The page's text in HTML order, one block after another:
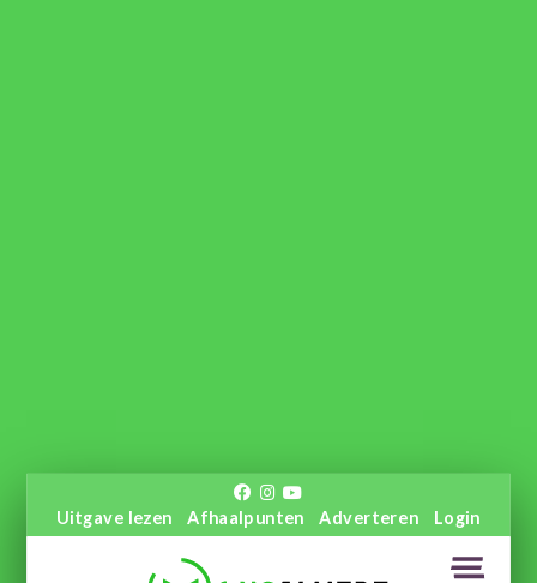
Uitgave lezen Afhaalpunten Adverteren Login